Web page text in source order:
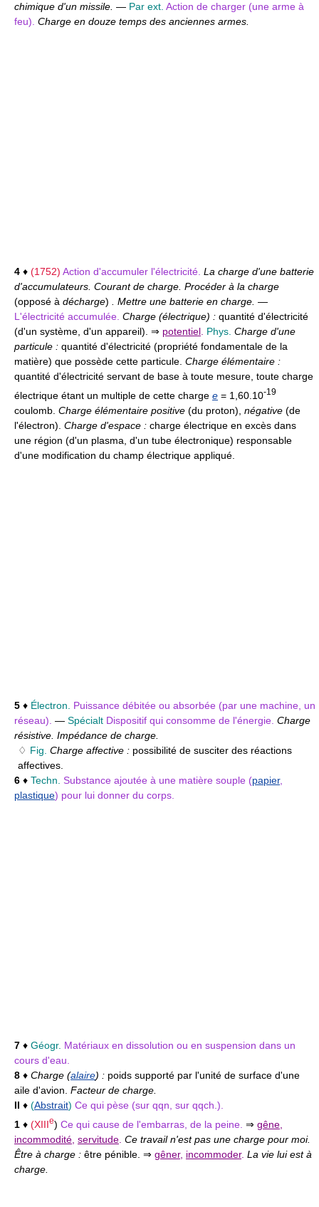
chimique d'un missile. — Par ext. Action de charger (une arme à
feu). Charge en douze temps des anciennes armes.
4 ♦ (1752) Action d'accumuler l'électricité. La charge d'une batterie
d'accumulateurs. Courant de charge. Procéder à la charge
(opposé à décharge) . Mettre une batterie en charge. —
L'électricité accumulée. Charge (électrique) : quantité d'électricité
(d'un système, d'un appareil). ⇒ potentiel. Phys. Charge d'une
particule : quantité d'électricité (propriété fondamentale de la
matière) que possède cette particule. Charge élémentaire :
quantité d'électricité servant de base à toute mesure, toute charge
électrique étant un multiple de cette charge e = 1,60.10-19
coulomb. Charge élémentaire positive (du proton), négative (de
l'électron). Charge d'espace : charge électrique en excès dans
une région (d'un plasma, d'un tube électronique) responsable
d'une modification du champ électrique appliqué.
5 ♦ Électron.
Puissance débitée ou absorbée (par une machine, un
réseau). — Spécialt Dispositif qui consomme de l'énergie. Charge
résistive. Impédance de charge.
♢ Fig. Charge affective : possibilité de susciter des réactions
affectives.
6 ♦ Techn. Substance ajoutée à une matière souple (papier,
plastique) pour lui donner du corps.
7 ♦ Géogr. Matériaux en dissolution ou en suspension dans un
cours d'eau.
8 ♦ Charge (alaire) : poids supporté par l'unité de surface d'une
aile d'avion. Facteur de charge.
II ♦ (Abstrait) Ce qui pèse (sur qqn, sur qqch.).
1 ♦ (XIIIe) Ce qui cause de l'embarras, de la peine. ⇒ gêne
incommodité servitude Ce travail n'est pas une charge pour moi.
Être à charge : être pénible. ⇒ gêner, incommoder. La vie lui est à
charge.